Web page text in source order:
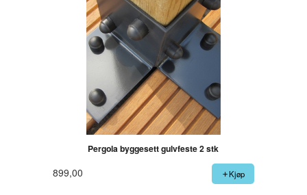
Pergola byggesett gulvfeste 2 stk
899,00 Kjøp